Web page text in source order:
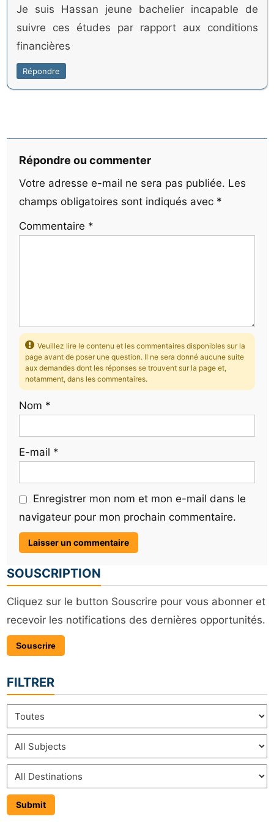
Je suis Hassan jeune bachelier incapable de
suivre ces études par rapport aux conditions
financières
Répondre
Répondre ou commenter
Votre adresse e-mail ne sera pas publiée. Les
champs obligatoires sont indiqués avec *
Commentaire *
Veuillez lire le contenu et les commentaires disponibles sur la
page avant de poser une question. Il ne sera donné aucune suite
aux demandes dont les réponses se trouvent sur la page et,
notamment, dans les commentaires.
Nom *
E-mail *
Enregistrer mon nom et mon e-mail dans le
navigateur pour mon prochain commentaire.
SOUSCRIPTION
Cliquez sur le button Souscrire pour vous abonner et
recevoir les notifications des dernières opportunités.
Souscrire
FILTRER